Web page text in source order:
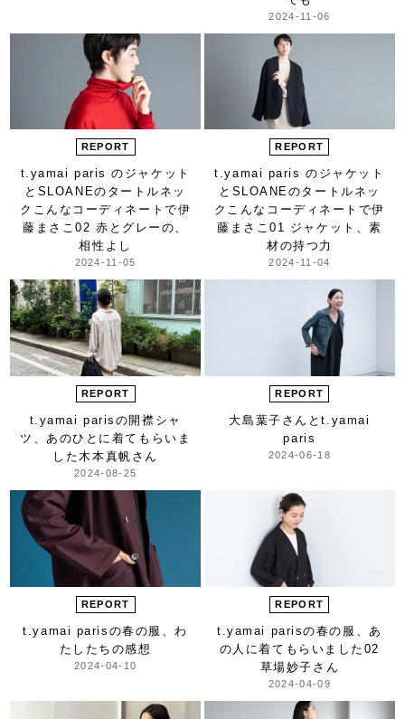
2024-11-06
REPORT
t.yamai paris のジャケット
と SLOANEのタートルネッ
ク こんなコーディネートで伊
藤まさこ02 赤とグレーの、
相性よし
2024-11-05
REPORT
t.yamai paris のジャケット
と SLOANEのタートルネッ
ク こんなコーディネートで伊
藤まさこ01 ジャケット、素
材の持つ力
2024-11-04
REPORT
t.yamai parisの開襟シャ
ツ、あのひとに着てもらいま
した木本真帆さん
2024-08-25
REPORT
大島葉子さんとt.yamai
paris
2024-06-18
REPORT
t.yamai parisの春の服、わ
たしたちの感想
2024-04-10
REPORT
t.yamai parisの春の服、あ
の人に着てもらいました 02
草場妙子さん
2024-04-09